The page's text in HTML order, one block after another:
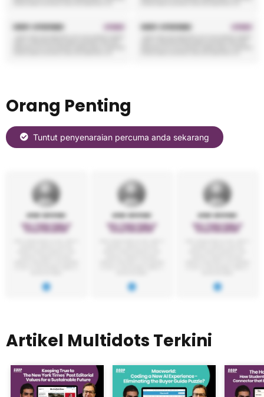
Orang Penting
Tuntut penyenaraian percuma anda sekarang
Artikel Multidots Terkini